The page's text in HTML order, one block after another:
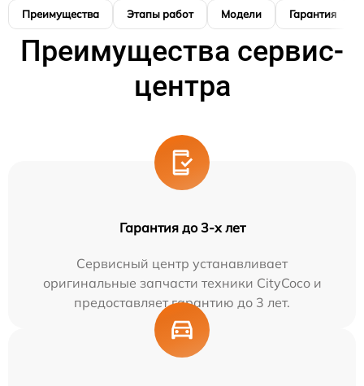
Преимущества Этапы работ Модели Гарантия
Преимущества сервис-
центра
Гарантия до 3-х лет
Сервисный центр устанавливает
оригинальные запчасти техники CityCoco и
предоставляет гарантию до 3 лет.